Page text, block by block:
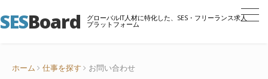
SESBoard グローバルIT人材に特化した、SES・フリーランス求人
プラットフォーム
ホーム 仕事を探す お問い合わせ